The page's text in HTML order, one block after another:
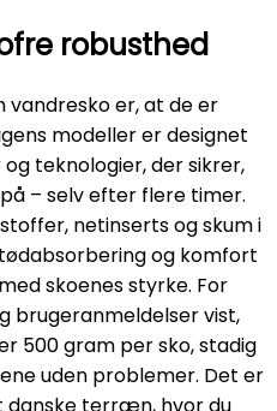
robusthed
er, at de er
modeller er designet
teknologier, der sikrer,
– selv efter flere timer.
netinserts og skum i
og komfort
skoenes styrke. For
brugeranmeldelser vist,
500 gram per sko, stadig
uden problemer. Det er
danske terræn, hvor du